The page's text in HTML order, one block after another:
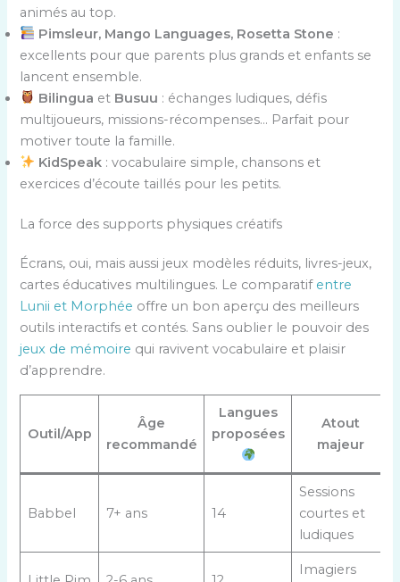
animés au top.
Pimsleur, Mango Languages, Rosetta Stone :
excellents pour que parents plus grands et enfants se
lancent ensemble.
Bilingua et Busuu : échanges ludiques, défis
multijoueurs, missions-récompenses… Parfait pour
motiver toute la famille.
KidSpeak : vocabulaire simple, chansons et
exercices d’écoute taillés pour les petits.
La force des supports physiques créatifs
Écrans, oui, mais aussi jeux modèles réduits, livres-jeux,
cartes éducatives multilingues. Le comparatif entre
Lunii et Morphée offre un bon aperçu des meilleurs
outils interactifs et contés. Sans oublier le pouvoir des
jeux de mémoire qui ravivent vocabulaire et plaisir
d’apprendre.
Outil/App
Âge
recommandé
Langues
proposées
Atout
majeur
Babbel 7+ ans 14
Sessions
courtes et
ludiques
Imagiers